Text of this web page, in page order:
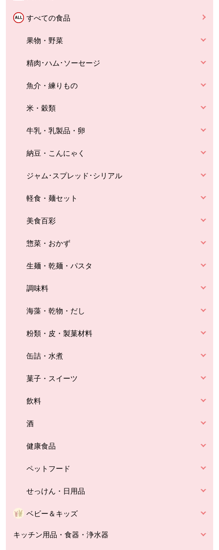
すべての食品
果物・野菜
精肉･ハム･ソーセージ
魚介・練りもの
米・穀類
牛乳・乳製品・卵
納豆・こんにゃく
ジャム･スプレッド･シリアル
軽食・麺セット
美食百彩
惣菜・おかず
生麺・乾麺・パスタ
調味料
海藻・乾物・だし
粉類・皮・製菓材料
缶詰・水煮
菓子・スイーツ
飲料
酒
健康食品
ペットフード
せっけん・日用品
ベビー＆キッズ
キッチン用品・食器・浄水器